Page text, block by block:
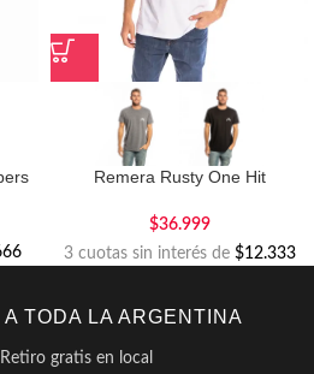
Remera Rusty One Hit
$36.999
3 cuotas sin interés de $12.333
A TODA LA ARGENTINA
gratis en local